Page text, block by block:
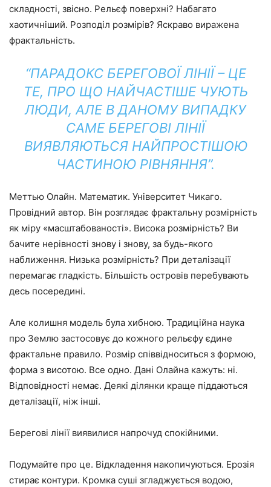
складності, звісно. Рельєф поверхні? Набагато
хаотичніший. Розподіл розмірів? Яскраво виражена
фрактальність.
“ПАРАДОКС БЕРЕГОВОЇ ЛІНІЇ – ЦЕ
ТЕ, ПРО ЩО НАЙЧАСТІШЕ ЧУЮТЬ
ЛЮДИ, АЛЕ В ДАНОМУ ВИПАДКУ
САМЕ БЕРЕГОВІ ЛІНІЇ
ВИЯВЛЯЮТЬСЯ НАЙПРОСТІШОЮ
ЧАСТИНОЮ РІВНЯННЯ”.
Меттью Олайн. Математик. Університет Чикаго.
Провідний автор. Він розглядає фрактальну розмірність
як міру «масштабованості». Висока розмірність? Ви
бачите нерівності знову і знову, за будь-якого
наближення. Низька розмірність? При деталізації
перемагає гладкість. Більшість островів перебувають
десь посередині.
Але колишня модель була хибною. Традиційна наука
про Землю застосовує до кожного рельєфу єдине
фрактальне правило. Розмір співвідноситься з формою,
форма з висотою. Все одно. Дані Олайна кажуть: ні.
Відповідності немає. Деякі ділянки краще піддаються
деталізації, ніж інші.
Берегові лінії виявилися напрочуд спокійними.
Подумайте про це. Відкладення накопичуються. Ерозія
стирає контури. Кромка суші згладжується водою,